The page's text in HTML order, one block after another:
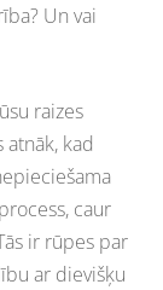
Un vai
raizes
kad
caur
ir rūpes par
ar dievišķu